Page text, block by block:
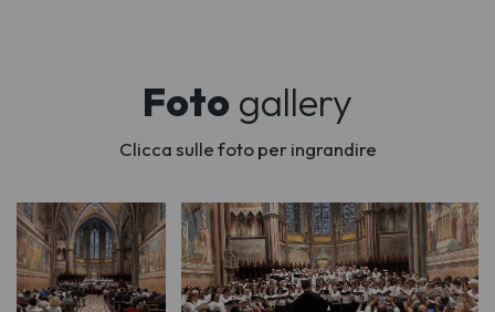
Foto gallery
Clicca sulle foto per ingrandire